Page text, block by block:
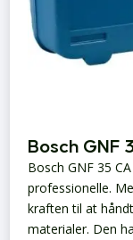
Bosch GNF
Bosch GNF 35
professionelle.
kraften til at
materialer. Den